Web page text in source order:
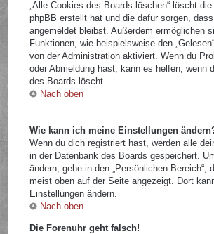
„Alle Cookies des Boards löschen“ löscht
phpBB erstellt hat und die dafür sorgen,
angemeldet bleibst. Außerdem ermöglichen
Funktionen, wie beispielsweise den
von der Administration aktiviert. Wenn du
oder Abmeldung hast, kann es helfen, wenn
des Boards löscht.
Nach oben
Wie kann ich meine Einstellungen
Wenn du dich registriert hast, werden alle
in der Datenbank des Boards gespeichert.
ändern, gehe in den „Persönlichen Bereich“;
meist oben auf der Seite angezeigt. Dort
Einstellungen ändern.
Nach oben
Die Forenuhr geht falsch!